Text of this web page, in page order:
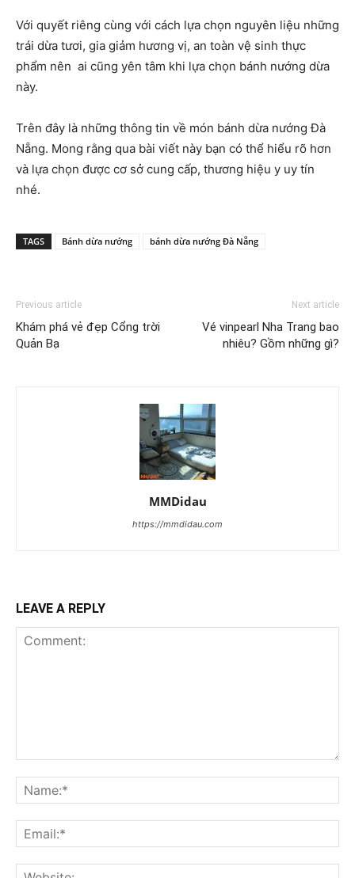
Với quyết riêng cùng với cách lựa chọn nguyên liệu những
trái dừa tươi, gia giảm hương vị, an toàn vệ sinh thực
phẩm nên ai cũng yên tâm khi lựa chọn bánh nướng dừa
này.
Trên đây là những thông tin về món bánh dừa nướng Đà
Nẵng. Mong rằng qua bài viết này bạn có thể hiểu rõ hơn
và lựa chọn được cơ sở cung cấp, thương hiệu y uy tín
nhé.
TAGS Bánh dừa nướng bánh dừa nướng Đà Nẵng
Previous article
Khám phá vẻ đẹp Cổng trời
Quản Bạ
Next article
Vé vinpearl Nha Trang bao
nhiêu? Gồm những gì?
MMDidau
https://mmdidau.com
LEAVE A REPLY